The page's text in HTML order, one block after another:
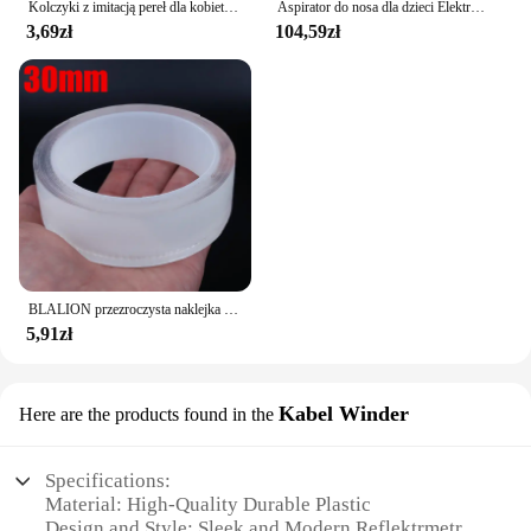
Kolczyki z imitacją pereł dla kobiet Serce Okrągłe kolczyki sztyfty Eleganckie kolczyki z uszami miłosnymi Biżuteria ślubna Prezenty walki
3,69zł
Aspirator do nosa dla dzieci Elektryczny środek do czyszczenia nosa z wbudowaną muzyką i lampką nocną Akumulatorowy nos Booger Sucker dla niemowląt i niemowląt
104,59zł
BLALION przezroczysta naklejka ochraniacz drzwi samochodu taśma odporne na zadrapania bagażnik samochodowy progowa folia ochronna krawędź drzwi ochronna
5,91zł
Here are the products found in the Kabel Winder
Specifications:
Material: High-Quality Durable Plastic